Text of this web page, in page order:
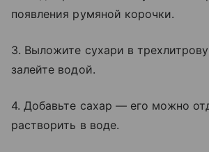
появления румяной корочки.
3. Выложите сухари в
залейте водой.
4. Добавьте сахар — его можно
растворить в воде.